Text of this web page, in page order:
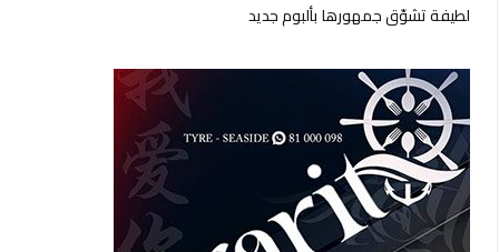
لطيفة تشوّق جمهورها بألبوم جديد